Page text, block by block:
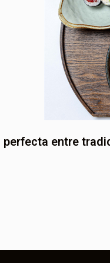
entre